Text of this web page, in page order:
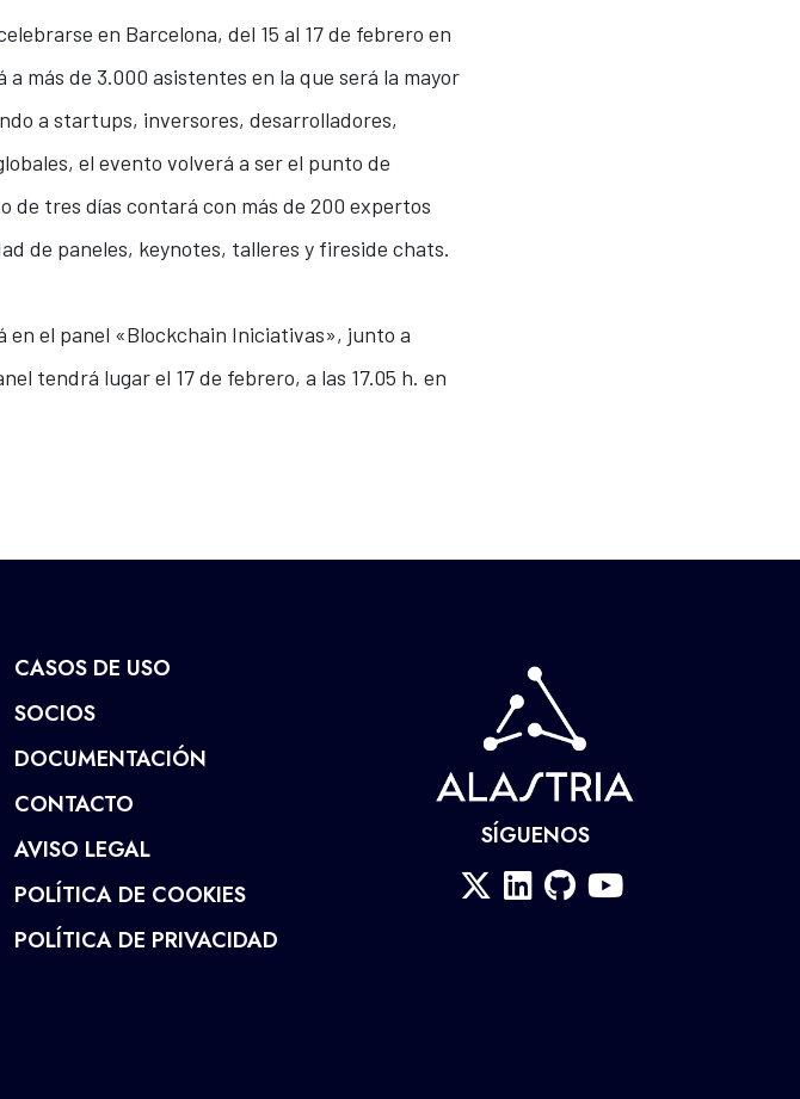
en Barcelona, del 15 al 17 de febrero en
más de 3.000 asistentes en la que será la mayor
a startups, inversores, desarrolladores,
el evento volverá a ser el punto de
tres días contará con más de 200 expertos
de paneles, keynotes, talleres y fireside chats.
el panel «Blockchain Iniciativas», junto a
tendrá lugar el 17 de febrero, a las 17.05 h. en
CASOS DE USO
SOCIOS
DOCUMENTACIÓN
CONTACTO
AVISO LEGAL
POLÍTICA DE COOKIES
POLÍTICA DE PRIVACIDAD
SÍGUENOS